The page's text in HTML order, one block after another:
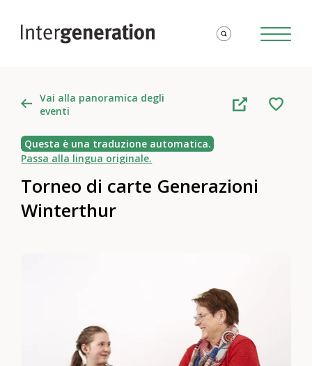
Vai alla panoramica degli
eventi
Questa è una traduzione automatica.
Passa alla lingua originale.
Torneo di carte Generazioni
Winterthur